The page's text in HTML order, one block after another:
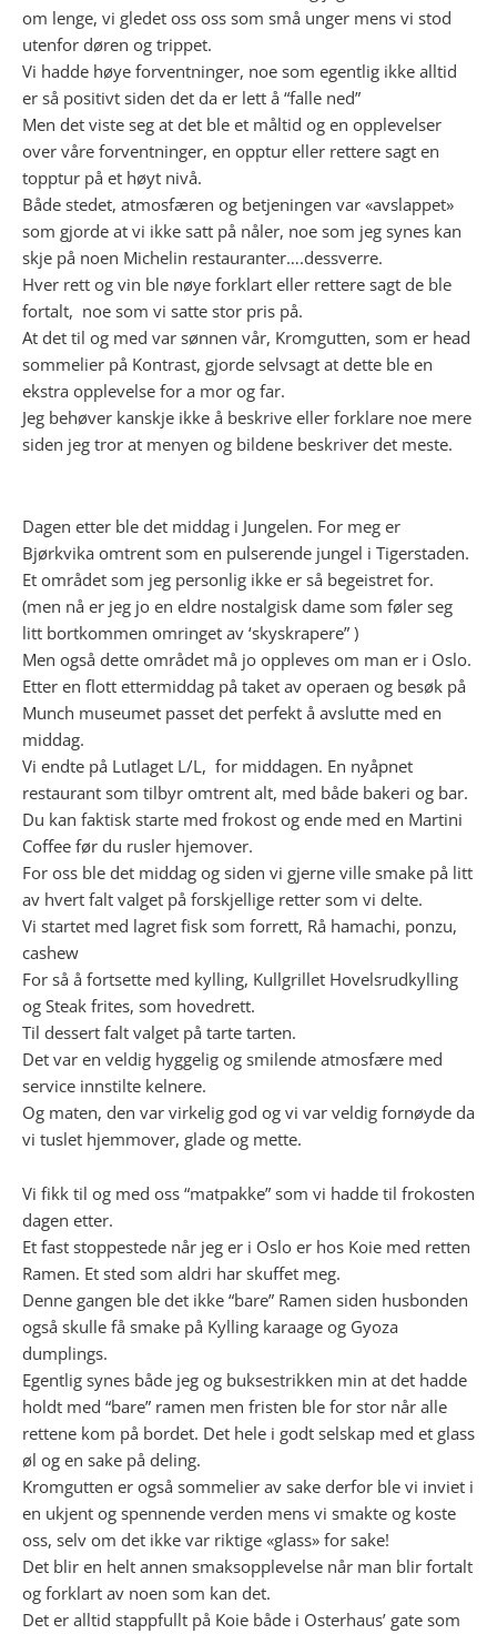
om lenge, vi gledet oss oss som små unger mens vi stod
utenfor døren og trippet.
Vi hadde høye forventninger, noe som egentlig ikke alltid
er så positivt siden det da er lett å “falle ned”
Men det viste seg at det ble et måltid og en opplevelser
over våre forventninger, en opptur eller rettere sagt en
topptur på et høyt nivå.
Både stedet, atmosfæren og betjeningen var «avslappet»
som gjorde at vi ikke satt på nåler, noe som jeg synes kan
skje på noen Michelin restauranter….dessverre.
Hver rett og vin ble nøye forklart eller rettere sagt de ble
fortalt, noe som vi satte stor pris på.
At det til og med var sønnen vår, Kromgutten, som er head
sommelier på Kontrast, gjorde selvsagt at dette ble en
ekstra opplevelse for a mor og far.
Jeg behøver kanskje ikke å beskrive eller forklare noe mere
siden jeg tror at menyen og bildene beskriver det meste.
Dagen etter ble det middag i Jungelen. For meg er
Bjørkvika omtrent som en pulserende jungel i Tigerstaden.
Et området som jeg personlig ikke er så begeistret for.
(men nå er jeg jo en eldre nostalgisk dame som føler seg
litt bortkommen omringet av ‘skyskrapere” )
Men også dette området må jo oppleves om man er i Oslo.
Etter en flott ettermiddag på taket av operaen og besøk på
Munch museumet passet det perfekt å avslutte med en
middag.
Vi endte på Lutlaget L/L, for middagen. En nyåpnet
restaurant som tilbyr omtrent alt, med både bakeri og bar.
Du kan faktisk starte med frokost og ende med en Martini
Coffee før du rusler hjemover.
For oss ble det middag og siden vi gjerne ville smake på litt
av hvert falt valget på forskjellige retter som vi delte.
Vi startet med lagret fisk som forrett, Rå hamachi, ponzu,
cashew
For så å fortsette med kylling, Kullgrillet Hovelsrudkylling
og Steak frites, som hovedrett.
Til dessert falt valget på tarte tarten.
Det var en veldig hyggelig og smilende atmosfære med
service innstilte kelnere.
Og maten, den var virkelig god og vi var veldig fornøyde da
vi tuslet hjemmover, glade og mette.
Vi fikk til og med oss “matpakke” som vi hadde til frokosten
dagen etter.
Et fast stoppestede når jeg er i Oslo er hos Koie med retten
Ramen. Et sted som aldri har skuffet meg.
Denne gangen ble det ikke “bare” Ramen siden husbonden
også skulle få smake på Kylling karaage og Gyoza
dumplings.
Egentlig synes både jeg og buksestrikken min at det hadde
holdt med “bare” ramen men fristen ble for stor når alle
rettene kom på bordet. Det hele i godt selskap med et glass
øl og en sake på deling.
Kromgutten er også sommelier av sake derfor ble vi inviet i
en ukjent og spennende verden mens vi smakte og koste
oss, selv om det ikke var riktige «glass» for sake!
Det blir en helt annen smaksopplevelse når man blir fortalt
og forklart av noen som kan det.
Det er alltid stappfullt på Koie både i Osterhaus’ gate som